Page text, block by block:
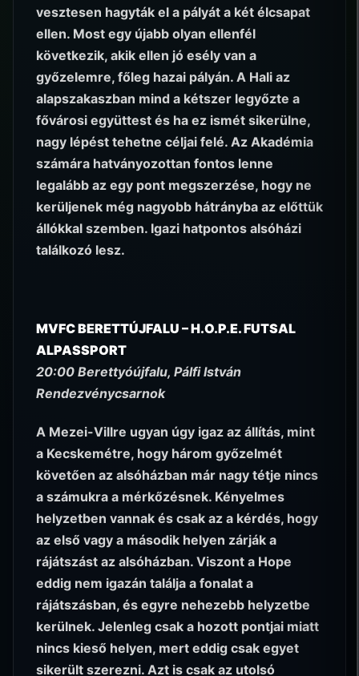
vesztesen hagyták el a pályát a két élcsapat
ellen. Most egy újabb olyan ellenfél
következik, akik ellen jó esély van a
győzelemre, főleg hazai pályán. A Hali az
alapszakaszban mind a kétszer legyőzte a
fővárosi együttest és ha ez ismét sikerülne,
nagy lépést tehetne céljai felé. Az Akadémia
számára hatványozottan fontos lenne
legalább az egy pont megszerzése, hogy ne
kerüljenek még nagyobb hátrányba az előttük
állókkal szemben. Igazi hatpontos alsóházi
találkozó lesz.
MVFC BERETTÚJFALU – H.O.P.E. FUTSAL
ALPASSPORT
20:00 Berettyóújfalu, Pálfi István
Rendezvénycsarnok
A Mezei-Villre ugyan úgy igaz az állítás, mint
a Kecskemétre, hogy három győzelmét
követően az alsóházban már nagy tétje nincs
a számukra a mérkőzésnek. Kényelmes
helyzetben vannak és csak az a kérdés, hogy
az első vagy a második helyen zárják a
rájátszást az alsóházban. Viszont a Hope
eddig nem igazán találja a fonalat a
rájátszásban, és egyre nehezebb helyzetbe
kerülnek. Jelenleg csak a hozott pontjai miatt
nincs kieső helyen, mert eddig csak egyet
sikerült szerezni. Azt is csak az utolsó